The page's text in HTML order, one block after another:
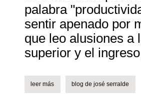
palabra
sentir apenado por
que leo alusiones a
superior y el ingreso
leer más sobre los honoris causa y el
blog de josé serralde